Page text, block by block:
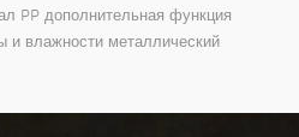
охладитель
PP дополнительная функция
и влажности металлический